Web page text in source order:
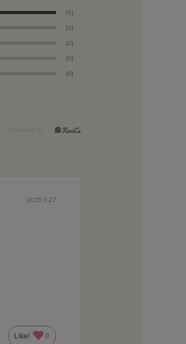
(5)
(0)
(0)
(0)
(0)
2015.7.27
Like! 0